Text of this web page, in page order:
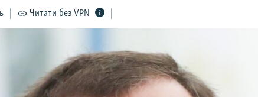
Читати без VPN